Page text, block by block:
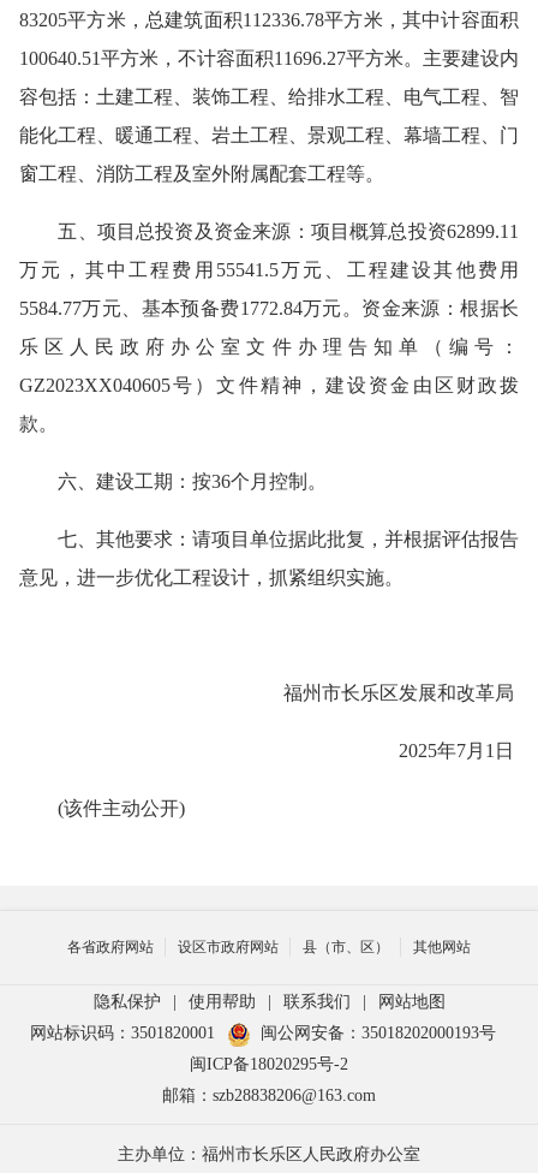
83205平方米，总建筑面积112336.78平方米，其中计容面积
100640.51平方米，不计容面积11696.27平方米。主要建设内
容包括：土建工程、装饰工程、给排水工程、电气工程、智
能化工程、暖通工程、岩土工程、景观工程、幕墙工程、门
窗工程、消防工程及室外附属配套工程等。
五、项目总投资及资金来源： 项目概算总投资62899.11
万元，其中工程费用55541.5万元、工程建设其他费用
5584.77万元、基本预备费1772.84万元。 资金来源：根据长
乐区人民政府办公室文件办理告知单（编号：
GZ2023XX040605号）文件精神，建设资金由区财政拨
款。
六、建设工期： 按36个月控制。
七、其他要求： 请项目单位据此批复，并根据评估报告
意见，进一步优化工程设计，抓紧组织实施。
福州市长乐区发展和改革局
2025年7月1日
(该件主动公开)
各省政府网站 设区市政府网站 县（市、区） 其他网站
隐私保护 使用帮助 联系我们
网站地图
网站标识码：3501820001
闽公网安备：35018202000193号
闽ICP备18020295号-2
邮箱：szb28838206@163.com
主办单位：福州市长乐区人民政府办公室